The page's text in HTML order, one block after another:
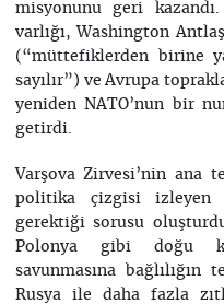
misyonunu geri
varlığı, Washington
(“müttefiklerden birine
sayılır”) ve Avrupa
yeniden NATO’nun bir
getirdi.
Varşova Zirvesi’nin ana
politika çizgisi izleyen
gerektiği sorusu
Polonya gibi doğu
savunmasına
Rusya ile daha fazla